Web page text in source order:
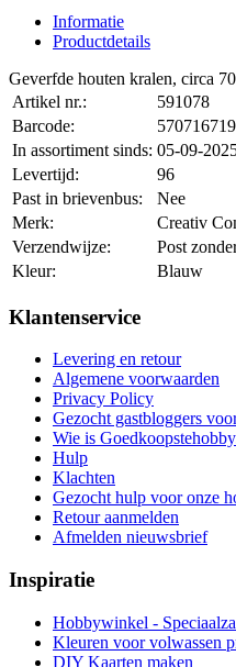
Informatie
Productdetails
Geverfde houten kralen, circa
Artikel nr.:
591078
Barcode:
In assortiment sinds: 05-09-
Levertijd:
96
Past in brievenbus:
Nee
Merk:
Creativ
Verzendwijze:
Post
Kleur:
Blauw
Klantenservice
Levering en retour
Algemene voorwaarden
Privacy Policy
Gezocht gastbloggers
Wie is
Hulp
Klachten
Gezocht hulp voor onze
Retour aanmelden
Afmelden nieuwsbrief
Inspiratie
Hobbywinkel -
Kleuren voor volwassen
DIY Kaarten maken